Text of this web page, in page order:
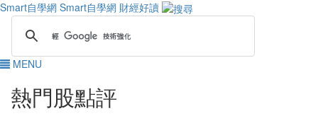
Smart自學網 Smart自學網 財經好讀
MENU
熱門股點評